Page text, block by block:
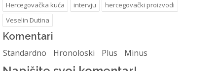
Hercegovačka kuća intervju
hercegovački proizvodi
Veselin Dutina
Komentari
Standardno Hronoloski Plus Minus